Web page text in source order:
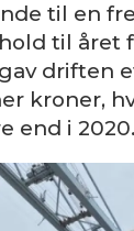
til en
til året
driften
kroner,
end i 2020.